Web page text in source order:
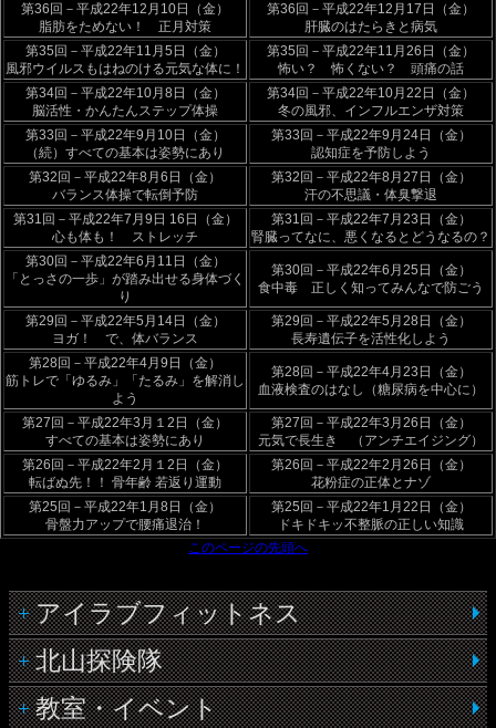
第36回－平成22年12月10日（金）
脂肪をためない！ 正月対策
第36回－平成22年12月17日（金）
肝臓のはたらきと病気
第35回－平成22年11月5日（金）
風邪ウイルスもはねのける元気な体に！
第35回－平成22年11月26日（金）
怖い？ 怖くない？ 頭痛の話
第34回－平成22年10月8日（金）
脳活性・かんたんステップ体操
第34回－平成22年10月22日（金）
冬の風邪、インフルエンザ対策
第33回－平成22年9月10日（金）
（続）すべての基本は姿勢にあり
第33回－平成22年9月24日（金）
認知症を予防しよう
第32回－平成22年8月6日（金）
バランス体操で転倒予防
第32回－平成22年8月27日（金）
汗の不思議・体臭撃退
第31回－平成22年7月9日 16日（金）
心も体も！ ストレッチ
第31回－平成22年7月23日（金）
腎臓ってなに、悪くなるとどうなるの？
第30回－平成22年6月11日（金）
「とっさの一歩」が踏み出せる身体づく
り
第30回－平成22年6月25日（金）
食中毒 正しく知ってみんなで防ごう
第29回－平成22年5月14日（金）
ヨガ！ で、体バランス
第29回－平成22年5月28日（金）
長寿遺伝子を活性化しよう
第28回－平成22年4月9日（金）
筋トレで「ゆるみ」「たるみ」を解消し
よう
第28回－平成22年4月23日（金）
血液検査のはなし（糖尿病を中心に）
第27回－平成22年3月１2日（金）
すべての基本は姿勢にあり
第27回－平成22年3月26日（金）
元気で長生き （アンチエイジング）
第26回－平成22年2月１2日（金）
転ばぬ先！！ 骨年齢 若返り運動
第26回－平成22年2月26日（金）
花粉症の正体とナゾ
第25回－平成22年1月8日（金）
骨盤力アップで腰痛退治！
第25回－平成22年1月22日（金）
ドキドキッ不整脈の正しい知識
このページの先頭へ
アイラブフィットネス
北山探険隊
教室・イベント